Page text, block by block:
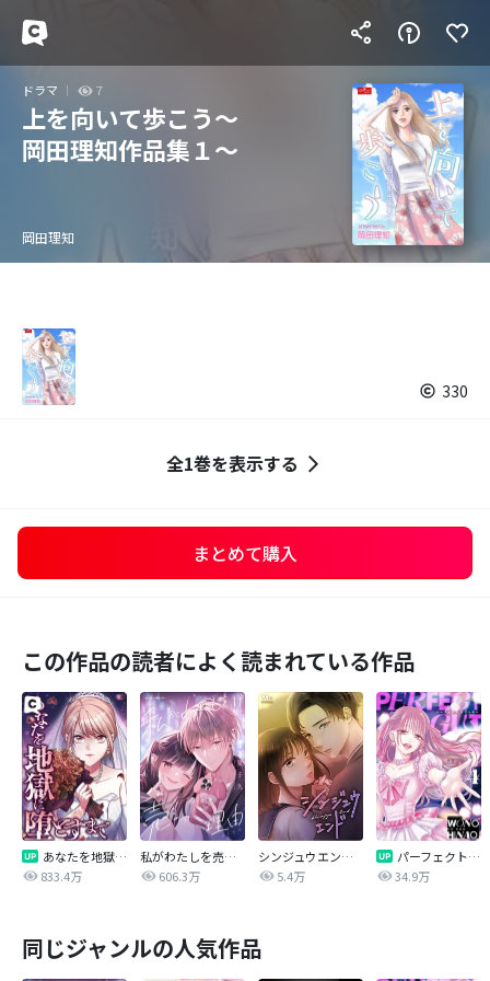
ドラマ 7
上を向いて歩こう～
岡田理知作品集１～
岡田理知
330
全1巻を表示する
まとめて購入
この作品の読者によく読まれている作品
あなたを地獄に堕とすまで
833.4万
私がわたしを売る理由
606.3万
シンジュウエンド【タテヨミ】
5.4万
パーフェクトグリッター
34.9万
同じジャンルの人気作品